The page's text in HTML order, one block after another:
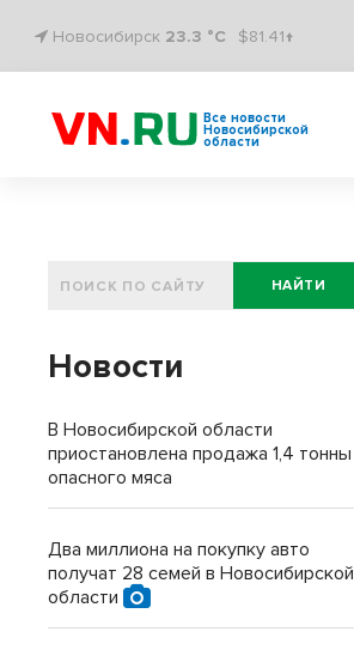
Новосибирск 23.3 °C $81.41↑
Все новости
Новосибирской
области
НАЙТИ
Новости
В Новосибирской области
приостановлена продажа 1,4 тонны
опасного мяса
Два миллиона на покупку авто
получат 28 семей в Новосибирской
области